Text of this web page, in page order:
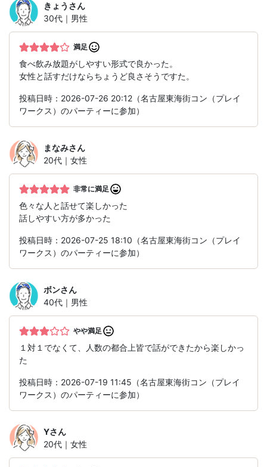
きょう さん
30代｜男性
満足
食べ飲み放題がしやすい形式で良かった。
女性と話すだけならちょうど良さそうですた。
投稿日時：2026-07-26 20:12（名古屋東海街コン（プレイ
ワークス）のパーティーに参加）
まなみさん
20代｜女性
非常に満足
色々な人と話せて楽しかった
話しやすい方が多かった
投稿日時：2026-07-25 18:10（名古屋東海街コン（プレイ
ワークス）のパーティーに参加）
ボンさん
40代｜男性
やや満足
１対１でなくて、人数の都合上皆で話ができたから楽しかっ
た
投稿日時：2026-07-19 11:45（名古屋東海街コン（プレイ
ワークス）のパーティーに参加）
Yさん
20代｜女性